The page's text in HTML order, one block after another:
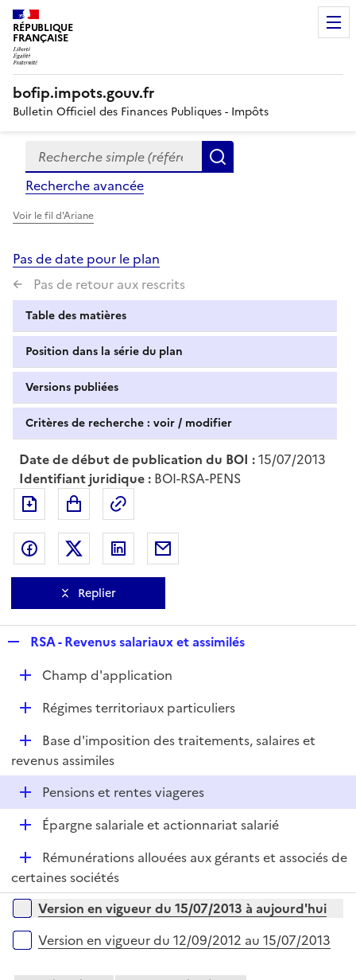
RÉPUBLIQUE
FRANÇAISE
bofip.impots.gouv.fr
Bulletin Officiel des Finances Publiques - Impôts
Formulaire
de
recherche
Recherche simple (références, mots clés, partie du
Recherche avancée
Voir le fil d'Ariane
Pas de date pour le plan
Pas de retour aux rescrits
Table des matières
Position dans la série du plan
Versions publiées
Critères de recherche : voir / modifier
Date de début de publication du BOI :15/07/2013
Identifiant juridique : BOI-RSA-PENS
Exporter le document au format pdf
Partager sur Facebook
Partager sur Twitter
Partager sur LinkedIn
Replier
p
l
i
e
r
RSA - Revenus salariaux et assimilés
D
e
Champ d'application
D
l
Régimes territoriaux particuliers
D
é
p
Base d'imposition des traitements, salaires et
revenus assimiles
D
é
e
r
Pensions et rentes viageres
D
l
e
r
Épargne salariale et actionnariat salarié
D
é
p
e
r
Rémunérations allouées aux gérants et associés de
certaines sociétés
Versions sur la période
Version en vigueur du 15/07/2013 à aujourd'hui
Version en vigueur du 12/09/2012 au 15/07/2013